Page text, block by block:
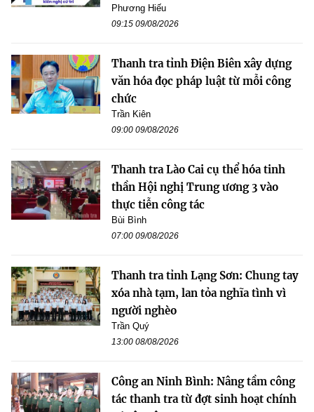
Phương Hiếu
09:15 09/08/2026
Thanh tra tỉnh Điện Biên xây dựng
văn hóa đọc pháp luật từ mỗi công
chức
Trần Kiên
09:00 09/08/2026
Thanh tra Lào Cai cụ thể hóa tinh
thần Hội nghị Trung ương 3 vào
thực tiễn công tác
Bùi Bình
07:00 09/08/2026
Thanh tra tỉnh Lạng Sơn: Chung tay
xóa nhà tạm, lan tỏa nghĩa tình vì
người nghèo
Trần Quý
13:00 08/08/2026
Công an Ninh Bình: Nâng tầm công
tác thanh tra từ đợt sinh hoạt chính